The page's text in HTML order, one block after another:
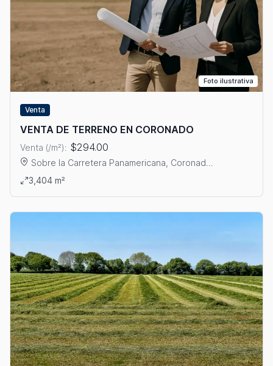
Foto ilustrativa
Venta
VENTA DE TERRENO EN CORONADO
Venta (/m²): $294.00
Sobre la Carretera Panamericana, Coronad...
Ver detalles: VENTA DE TERRENO EN CORONADO
3,404 m²